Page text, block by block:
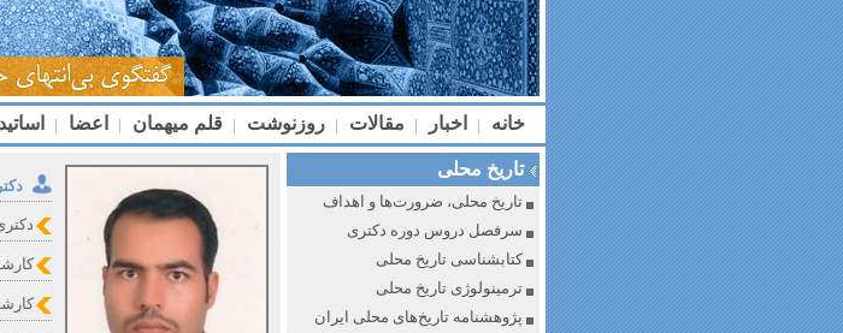
خانه | اخبار | مقالات | روزنوشت | قلم میهمان | اعضا | اساتید
تاریخ محلی
تاریخ محلی، ضرورت‌ها و اهداف
سرفصل دروس دوره دکتری
کتابشناسی تاریخ محلی
ترمینولوژی تاریخ محلی
پژوهشنامه تاریخ‌های محلی ایران